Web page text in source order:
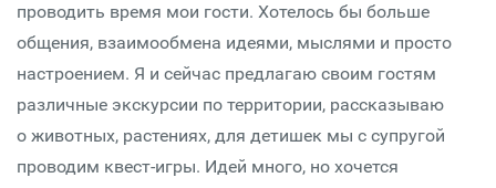
проводить время мои гости. Хотелось бы больше
общения, взаимообмена идеями, мыслями и просто
настроением. Я и сейчас предлагаю своим гостям
различные экскурсии по территории, рассказываю
о животных, растениях, для детишек мы с супругой
проводим квест-игры. Идей много, но хочется